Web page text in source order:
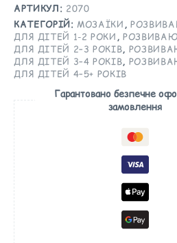
АРТИКУЛ: 2070
КАТЕГОРІЙ:МОЗАЇКИ ,
ДЛЯ ДІТЕЙ 1-2 РОКИ ,
ДЛЯ ДІТЕЙ 2–3 РОКІВ,
ДЛЯ ДІТЕЙ 3–4 РОКІВ,
ДЛЯ ДІТЕЙ 4–5+ РОКІВ
Гарантовано безпечне
замовлення